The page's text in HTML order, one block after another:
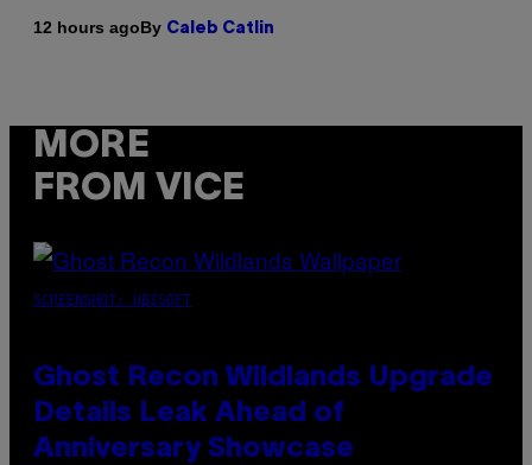
12 hours agoBy Caleb Catlin
MORE
FROM VICE
SCREENSHOT: UBISOFT
Ghost Recon Wildlands Upgrade
Details Leak Ahead of
Anniversary Showcase